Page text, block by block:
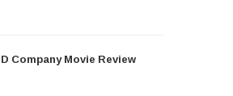
D Company Movie Review